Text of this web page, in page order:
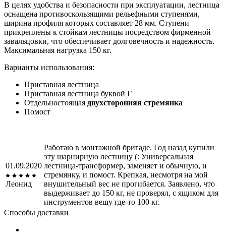
В целях удобства и безопасности при эксплуатации, лестница
оснащена противоскользящими рельефными ступенями,
ширина профиля которых составляет 28 мм. Ступени
прикреплены к стойкам лестницы посредством фирменной
завальцовки, что обеспечивает долговечность и надежность.
Максимальная нагрузка 150 кг.
Варианты использования:
Приставная лестница
Приставная лестница буквой Г
Отдельностоящая двухсторонняя стремянка
Помост
01.09.2020
Леонид
Работаю в монтажной бригаде. Год назад купили
эту шарнирную лестницу (: Универсальная
лестница-трансформер, заменяет и обычную, и
стремянку, и помост. Крепкая, несмотря на мой
внушительный вес не прогибается. Заявлено, что
выдерживает до 150 кг, не проверял, с ящиком для
инструментов вешу где-то 100 кг.
Способы доставки